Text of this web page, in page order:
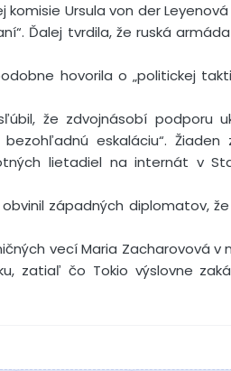
Ursula von der
Ďalej tvrdila, že ruská
hovorila o „politickej
že zdvojnásobí podporu
eskaláciu“.
lietadiel na internát v
západných diplomatov,
vecí Maria Zacharovová v
zatiaľ čo Tokio výslovne